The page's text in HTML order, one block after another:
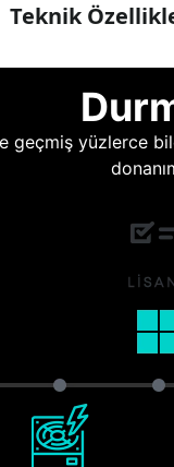
Teknik
geçmiş yüzlerce